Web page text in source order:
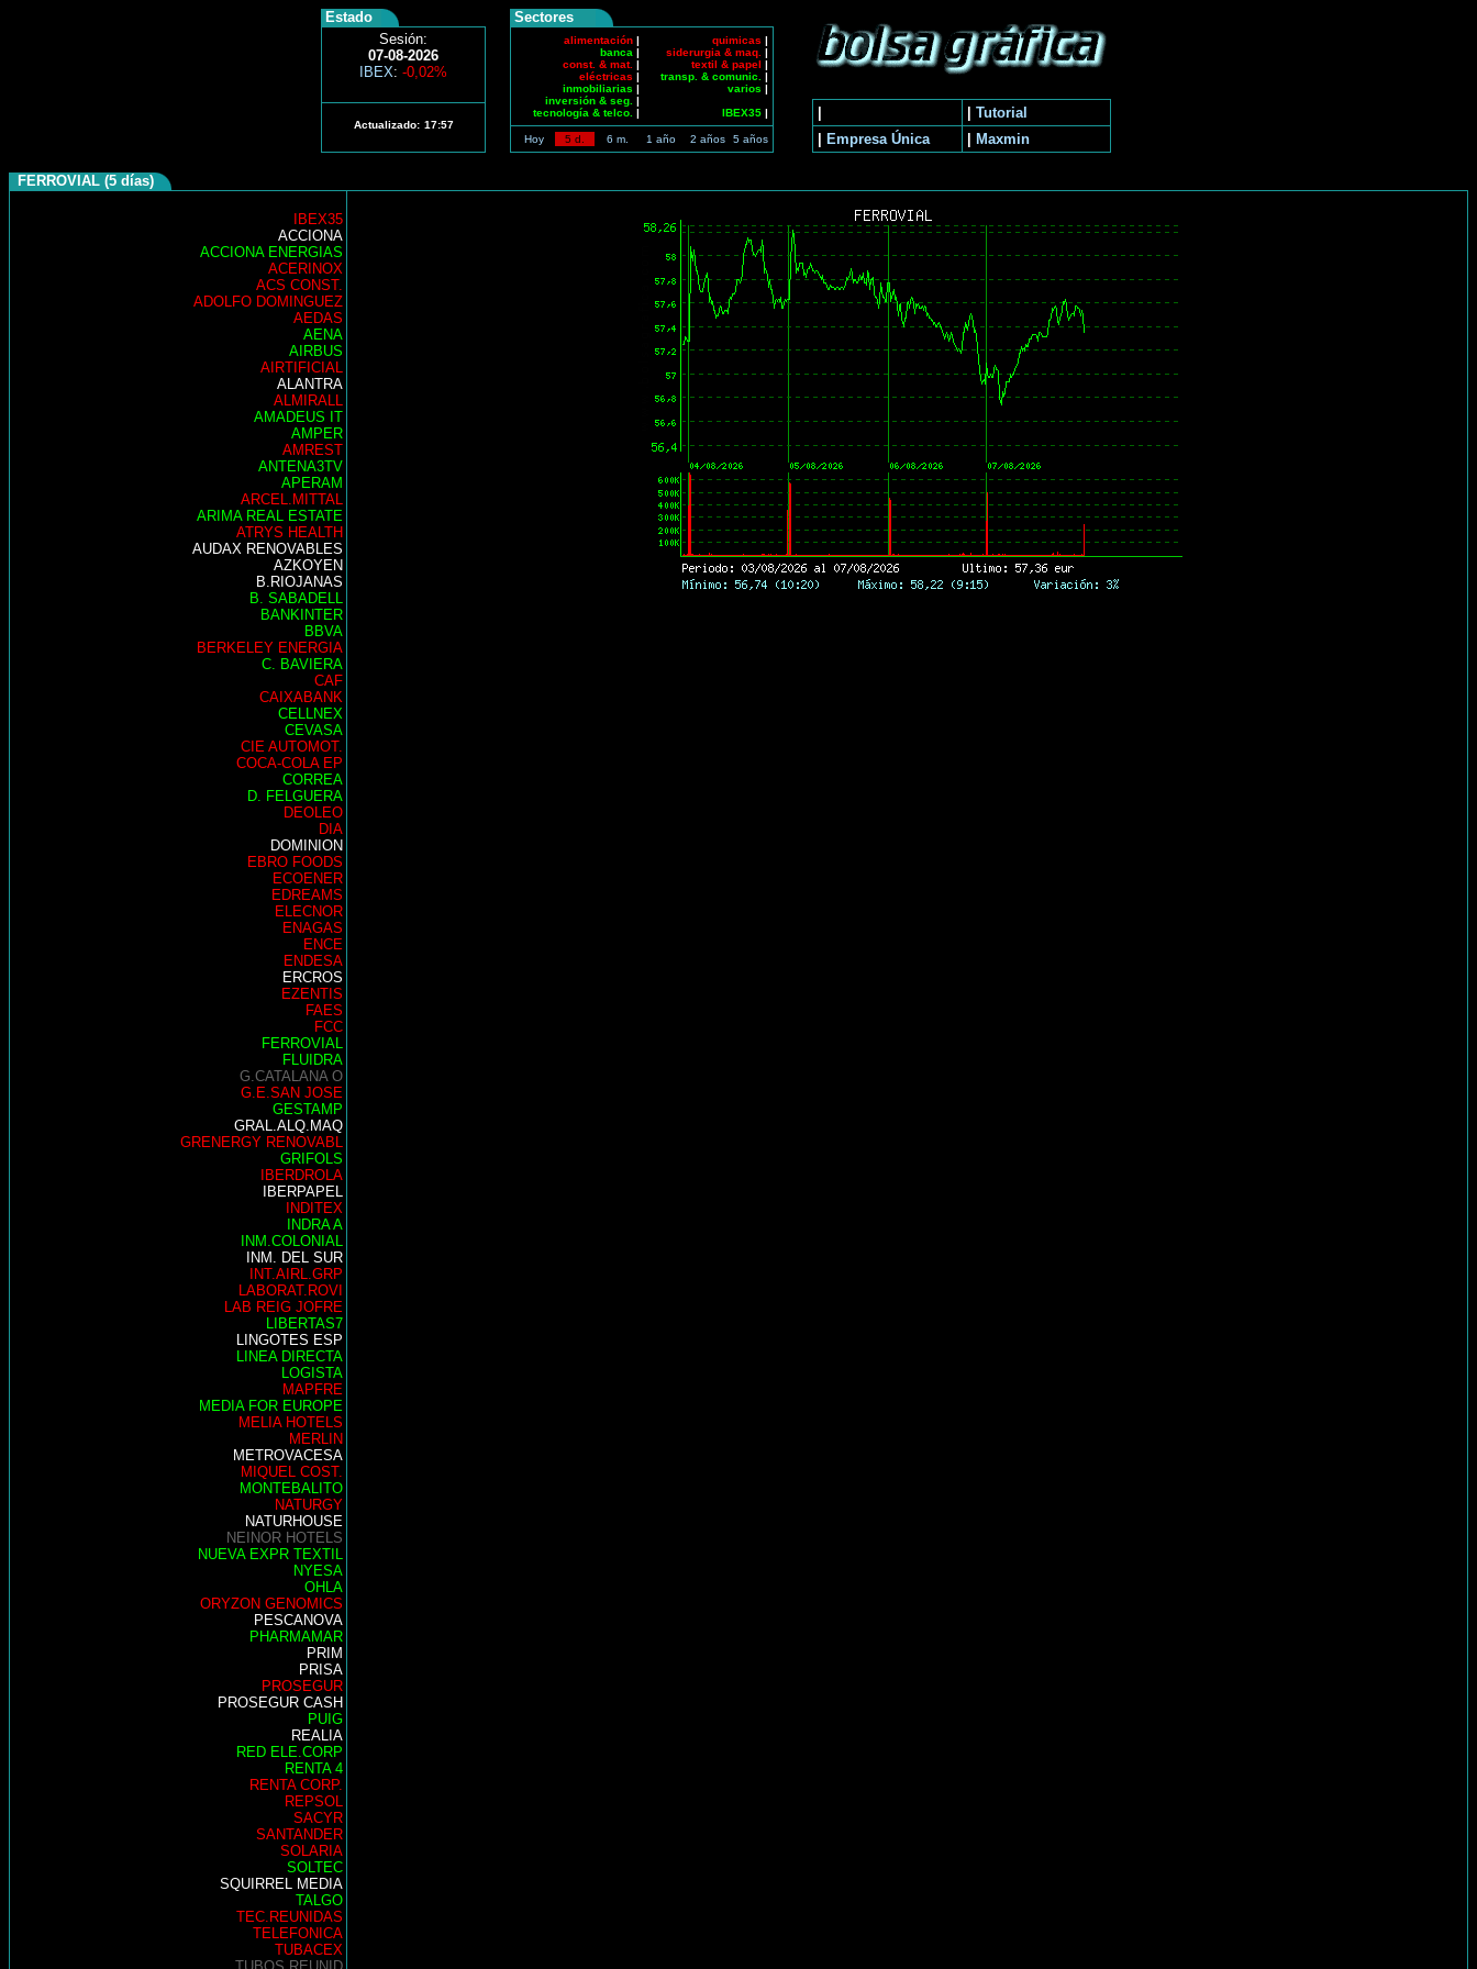
Estado
Sesión:
07-08-2026
IBEX: -0,02%
Actualizado: 17:57
Sectores
alimentación |
banca |
const. & mat. |
eléctricas |
inmobiliarias |
inversión & seg. |
tecnología & telco. |
quimicas |
siderurgia & maq. |
textil & papel |
transp. & comunic.
|
varios |
IBEX35 |
Hoy 5 d. 6 m. 1 año 2 años 5 años
Tutorial
Empresa Única Maxmin
FERROVIAL (5 días)
IBEX35
ACCIONA
ACCIONA ENERGIAS
ACERINOX
ACS CONST.
ADOLFO DOMINGUEZ
AEDAS
AENA
AIRBUS
AIRTIFICIAL
ALANTRA
ALMIRALL
AMADEUS IT
AMPER
AMREST
ANTENA3TV
APERAM
ARCEL.MITTAL
ARIMA REAL ESTATE
ATRYS HEALTH
AUDAX RENOVABLES
AZKOYEN
B.RIOJANAS
B. SABADELL
BANKINTER
BBVA
BERKELEY ENERGIA
C. BAVIERA
CAF
CAIXABANK
CELLNEX
CEVASA
CIE AUTOMOT.
COCA-COLA EP
CORREA
D. FELGUERA
DEOLEO
DIA
DOMINION
EBRO FOODS
ECOENER
EDREAMS
ELECNOR
ENAGAS
ENCE
ENDESA
ERCROS
EZENTIS
FAES
FCC
FERROVIAL
FLUIDRA
G.CATALANA O
G.E.SAN JOSE
GESTAMP
GRAL.ALQ.MAQ
GRENERGY RENOVABL
GRIFOLS
IBERDROLA
IBERPAPEL
INDITEX
INDRA A
INM.COLONIAL
INM. DEL SUR
INT.AIRL.GRP
LABORAT.ROVI
LAB REIG JOFRE
LIBERTAS7
LINGOTES ESP
LINEA DIRECTA
LOGISTA
MAPFRE
MEDIA FOR EUROPE
MELIA HOTELS
MERLIN
METROVACESA
MIQUEL COST.
MONTEBALITO
NATURGY
NATURHOUSE
NEINOR HOTELS
NUEVA EXPR TEXTIL
NYESA
OHLA
ORYZON GENOMICS
PESCANOVA
PHARMAMAR
PRIM
PRISA
PROSEGUR
PROSEGUR CASH
PUIG
REALIA
RED ELE.CORP
RENTA 4
RENTA CORP.
REPSOL
SACYR
SANTANDER
SOLARIA
SOLTEC
SQUIRREL MEDIA
TALGO
TEC.REUNIDAS
TELEFONICA
TUBACEX